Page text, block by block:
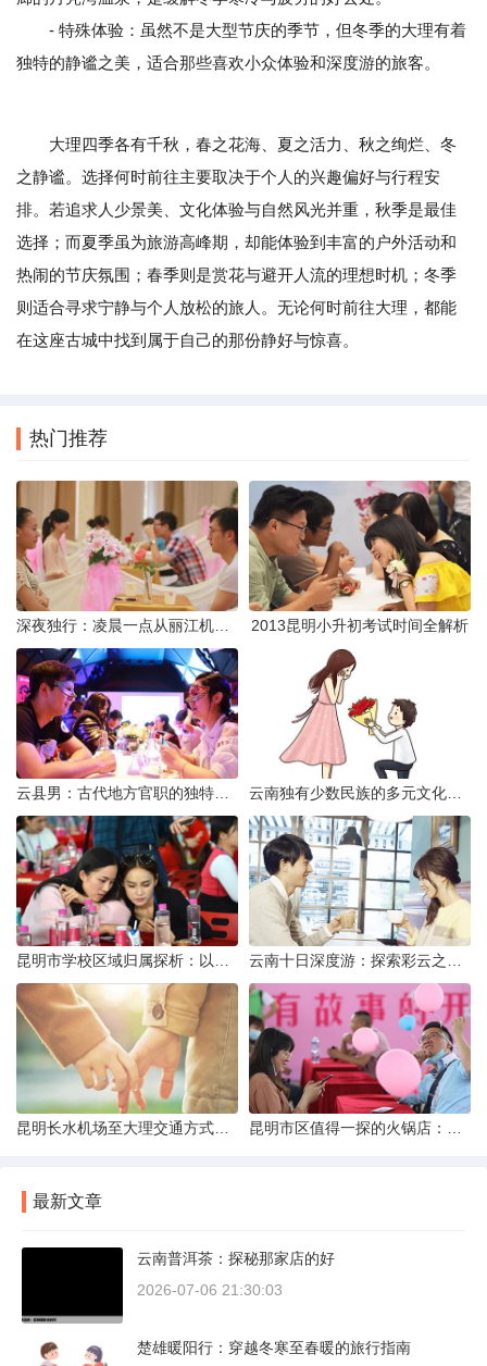
- 特殊体验：虽然不是大型节庆的季节，但冬季的大理有着
独特的静谧之美，适合那些喜欢小众体验和深度游的旅客。
大理四季各有千秋，春之花海、夏之活力、秋之绚烂、冬
之静谧。选择何时前往主要取决于个人的兴趣偏好与行程安
排。若追求人少景美、文化体验与自然风光并重，秋季是最佳
选择；而夏季虽为旅游高峰期，却能体验到丰富的户外活动和
热闹的节庆氛围；春季则是赏花与避开人流的理想时机；冬季
则适合寻求宁静与个人放松的旅人。无论何时前往大理，都能
在这座古城中找到属于自己的那份静好与惊喜。
热门推荐
2013昆明小升初考试时间全解析
最新文章
云南普洱茶：探秘那家店的好
2026-07-06 21:30:03
楚雄暖阳行：穿越冬寒至春暖的旅行指南